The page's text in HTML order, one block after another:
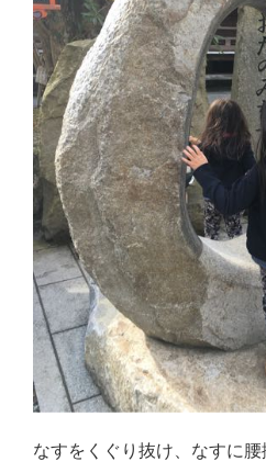
なすをくぐり抜け、なすに